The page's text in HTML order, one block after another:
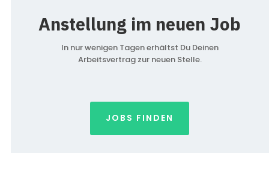
Anstellung im neuen Job
In nur wenigen Tagen erhältst Du Deinen
Arbeitsvertrag zur neuen Stelle.
JOBS FINDEN